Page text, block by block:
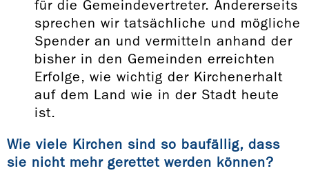
für die Gemeindevertreter. Andererseits
sprechen wir tatsächliche und mögliche
Spender an und vermitteln anhand der
bisher in den Gemeinden erreichten
Erfolge, wie wichtig der Kirchenerhalt
auf dem Land wie in der Stadt heute
ist.
Wie viele Kirchen sind so baufällig, dass
sie nicht mehr gerettet werden können?